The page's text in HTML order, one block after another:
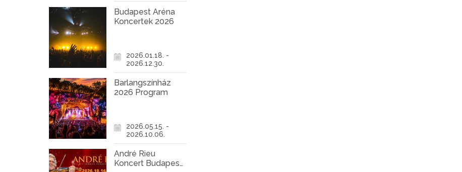
Budapest Aréna
Koncertek 2026
2026.01.18. -
2026.12.30.
Barlangszínház
2026 Program
2026.05.15. -
2026.10.06.
André Rieu
Koncert Budapest